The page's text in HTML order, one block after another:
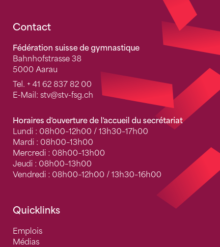
Fusszeile
Contact
Fédération suisse de gymnastique
Bahnhofstrasse 38
5000 Aarau
Tel. + 41 62 837 82 00
E-Mail: stv@stv-fsg.ch
Horaires d'ouverture de l'accueil du secrétariat
Lundi : 08h00–12h00 / 13h30–17h00
Mardi : 08h00–13h00
Mercredi : 08h00–13h00
Jeudi : 08h00–13h00
Vendredi : 08h00–12h00 / 13h30–16h00
Quicklinks
Emplois
Médias